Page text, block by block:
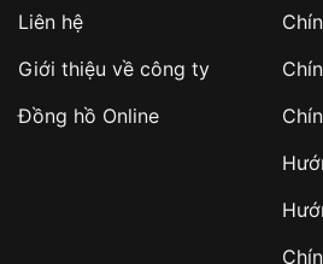
Lợi ích không thể bỏ qua của
Liên hệ
Giới thiệu về công ty
Đồng hồ Online